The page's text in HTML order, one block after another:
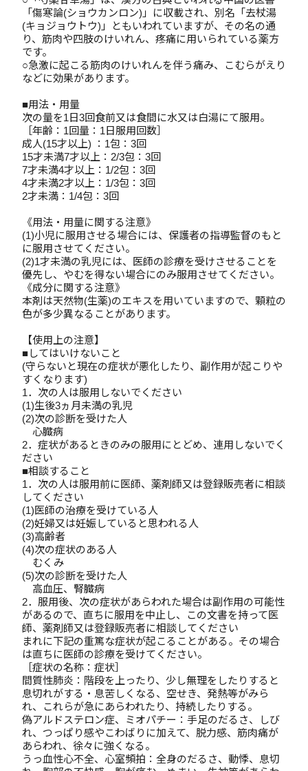
「傷寒論(ショウカンロン)」に収載され、別名「去杖湯
(キョジョウトウ)」ともいわれていますが、その名の通
り、筋肉や四肢のけいれん、疼痛に用いられている薬方
です。
○急激に起こる筋肉のけいれんを伴う痛み、こむらがえり
などに効果があります。
■用法・用量
次の量を1日3回食前又は食間に水又は白湯にて服用。
［年齢：1回量：1日服用回数］
成人(15才以上) ：1包：3回
15才未満7才以上：2/3包：3回
7才未満4才以上：1/2包：3回
4才未満2才以上：1/3包：3回
2才未満：1/4包：3回
《用法・用量に関する注意》
(1)小児に服用させる場合には、保護者の指導監督のもと
に服用させてください。
(2)1才未満の乳児には、医師の診療を受けさせることを
優先し、やむを得ない場合にのみ服用させてください。
《成分に関する注意》
本剤は天然物(生薬)のエキスを用いていますので、顆粒の
色が多少異なることがあります。
【使用上の注意】
■してはいけないこと
(守らないと現在の症状が悪化したり、副作用が起こりや
すくなります)
1．次の人は服用しないでください
(1)生後3ヵ月未満の乳児
(2)次の診断を受けた人
心臓病
2．症状があるときのみの服用にとどめ、連用しないでく
ださい
■相談すること
1．次の人は服用前に医師、薬剤師又は登録販売者に相談
してください
(1)医師の治療を受けている人
(2)妊婦又は妊娠していると思われる人
(3)高齢者
(4)次の症状のある人
むくみ
(5)次の診断を受けた人
高血圧、腎臓病
2．服用後、次の症状があらわれた場合は副作用の可能性
があるので、直ちに服用を中止し、この文書を持って医
師、薬剤師又は登録販売者に相談してください
まれに下記の重篤な症状が起こることがある。その場合
は直ちに医師の診療を受けてください。
［症状の名称：症状］
間質性肺炎：階段を上ったり、少し無理をしたりすると
息切れがする・息苦しくなる、空せき、発熱等がみら
れ、これらが急にあらわれたり、持続したりする。
偽アルドステロン症、ミオパチー：手足のだるさ、しび
れ、つっぱり感やこわばりに加えて、脱力感、筋肉痛が
あらわれ、徐々に強くなる。
うっ血性心不全、心室頻拍：全身のだるさ、動悸、息切